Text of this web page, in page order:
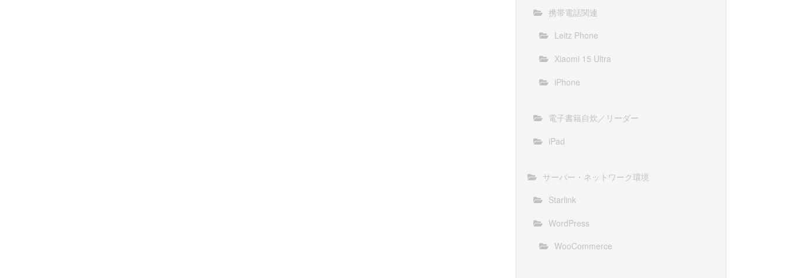
携帯電話関連
Leitz Phone
Xiaomi 15 Ultra
iPhone
電子書籍自炊／リーダー
iPad
サーバー・ネットワーク環境
Starlink
WordPress
WooCommerce